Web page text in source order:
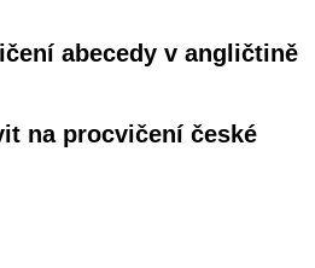
abecedy v angličtině
na procvičení české